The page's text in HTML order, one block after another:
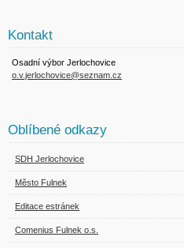
Kontakt
Osadní výbor Jerlochovice
o.v.jerlochovice@seznam.cz
Oblíbené odkazy
SDH Jerlochovice
Město Fulnek
Editace estránek
Comenius Fulnek o.s.